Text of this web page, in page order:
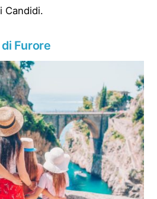
Candidi.
Furore